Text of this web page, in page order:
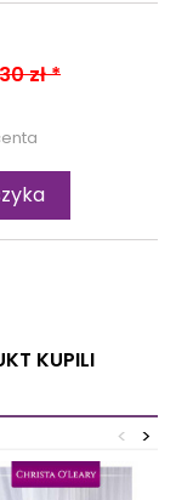
zł *
KUPILI
>
<